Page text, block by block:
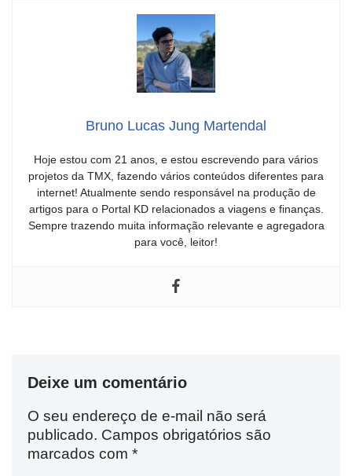
Bruno Lucas Jung Martendal
Hoje estou com 21 anos, e estou escrevendo para vários
projetos da TMX, fazendo vários conteúdos diferentes para
internet! Atualmente sendo responsável na produção de
artigos para o Portal KD relacionados a viagens e finanças.
Sempre trazendo muita informação relevante e agregadora
para você, leitor!
Deixe um comentário
O seu endereço de e-mail não será
publicado. Campos obrigatórios são
marcados com *